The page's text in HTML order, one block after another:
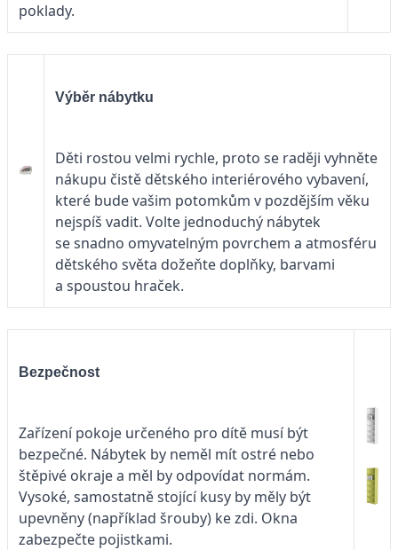
poklady.
Výběr nábytku
Děti rostou velmi rychle, proto se raději vyhněte
nákupu čistě dětského interiérového vybavení,
které bude vašim potomkům v pozdějším věku
nejspíš vadit. Volte jednoduchý nábytek
se snadno omyvatelným povrchem a atmosféru
dětského světa dožeňte doplňky, barvami
a spoustou hraček.
Bezpečnost
Zařízení pokoje určeného pro dítě musí být
bezpečné. Nábytek by neměl mít ostré nebo
štěpivé okraje a měl by odpovídat normám.
Vysoké, samostatně stojící kusy by měly být
upevněny (například šrouby) ke zdi. Okna
zabezpečte pojistkami.